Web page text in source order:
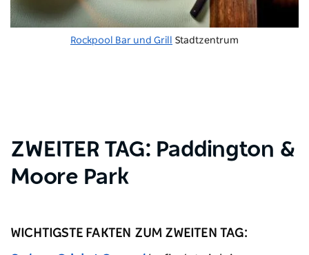
Rockpool Bar und Grill Stadtzentrum
ZWEITER TAG: Paddington &
Moore Park
WICHTIGSTE FAKTEN ZUM ZWEITEN TAG: